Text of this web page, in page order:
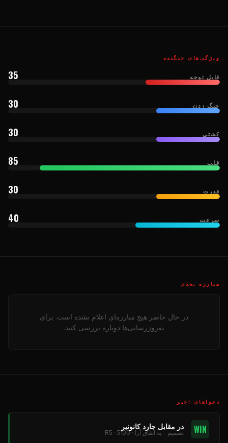
ویژگی‌های جنگنده
قابل توجه 35
چنگ زدن 30
کشتی 30
قلب 85
قدرت 30
سرعت 40
مبارزه بعدی
در حال حاضر هیچ مبارزه‌ای اعلام نشده است. برای
به‌روزرسانی‌ها دوباره بررسی کنید.
دعواهای اخیر
WIN در مقابل جارد کانونیر
تصمیم - به اتفاق آرا · R5 · 5:00